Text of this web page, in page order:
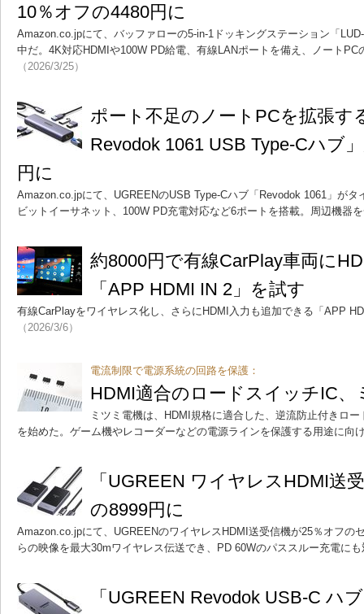
10％オフの4480円に
Amazon.co.jpにて、バッファローの5-in-1ドッキングステーション「
中だ。4K対応HDMIや100W PD給電、有線LANポートを備え、ノートPC
（2026/3/25）
ポート不足のノートPCを拡張す
Revodok 1061 USB Type-Cハブ
円に
Amazon.co.jpにて、UGREENのUSB Type-Cハブ「Revodok 1061」が
ビットイーサネット、100W PD充電対応など6ポートを搭載。周辺機器
約8000円で有線CarPlay車両に
「APP HDMI IN 2」を試す
有線CarPlayをワイヤレス化し、さらにHDMI入力も追加できる「APP
（2026/3/6）
電流制限で電源系統の回路を保護：
HDMI適合のロードスイッチIC、
ミツミ電機は、HDMI規格に適合した、逆流防止付きロ
を始めた。ゲーム機やレコーダーなどの電源ラインを保護する用途に向
「UGREEN ワイヤレスHDMI送
の8999円に
Amazon.co.jpにて、UGREENのワイヤレスHDMI送受信機が25％オフの
らの映像を最大30mワイヤレス伝送でき、PD 60Wのパススルー充電に
「UGREEN Revodok USB-C ハ